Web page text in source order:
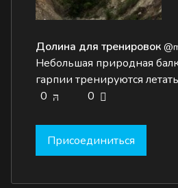
Долина для тренировок
Небольшая природная
гарпии тренируются
0
0
Присоединиться